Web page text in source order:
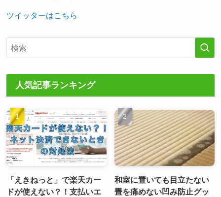
ツイッターはこちら
人気記事ランキング
「えきねっと」で楽天カー
ドが使えない？！支払いエ
和室に置いても目立たない
畳を痛めない凹み防止グッ